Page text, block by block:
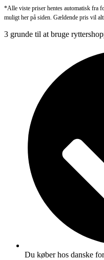
*Alle viste priser hentes automatisk fra
muligt her på siden. Gældende pris vil
3 grunde til at bruge
Du køber hos danske